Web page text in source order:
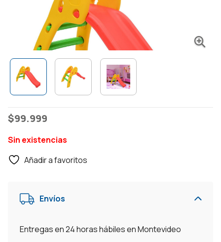
$99.999
Sin existencias
Añadir a favoritos
Envíos
Entregas en 24 horas hábiles en Montevideo